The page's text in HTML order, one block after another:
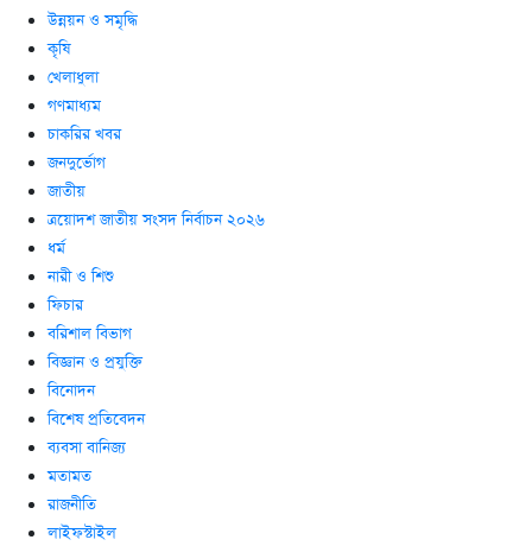
উন্নয়ন ও সমৃদ্ধি
কৃষি
খেলাধুলা
গণমাধ্যম
চাকরির খবর
জনদুর্ভোগ
জাতীয়
ত্রয়োদশ জাতীয় সংসদ নির্বাচন ২০২৬
ধর্ম
নারী ও শিশু
ফিচার
বরিশাল বিভাগ
বিজ্ঞান ও প্রযুক্তি
বিনোদন
বিশেষ প্রতিবেদন
ব্যবসা বানিজ্য
মতামত
রাজনীতি
লাইফস্টাইল